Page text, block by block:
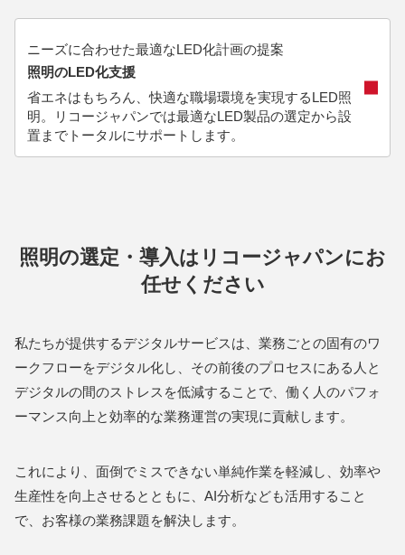
ニーズに合わせた最適なLED化計画の提案
照明のLED化支援
省エネはもちろん、快適な職場環境を実現するLED照
明。リコージャパンでは最適なLED製品の選定から設
置までトータルにサポートします。
照明の選定・導入はリコージャパンにお
任せください
私たちが提供するデジタルサービスは、業務ごとの固有のワ
ークフローをデジタル化し、その前後のプロセスにある人と
デジタルの間のストレスを低減することで、働く人のパフォ
ーマンス向上と効率的な業務運営の実現に貢献します。
これにより、面倒でミスできない単純作業を軽減し、効率や
生産性を向上させるとともに、AI分析なども活用すること
で、お客様の業務課題を解決します。